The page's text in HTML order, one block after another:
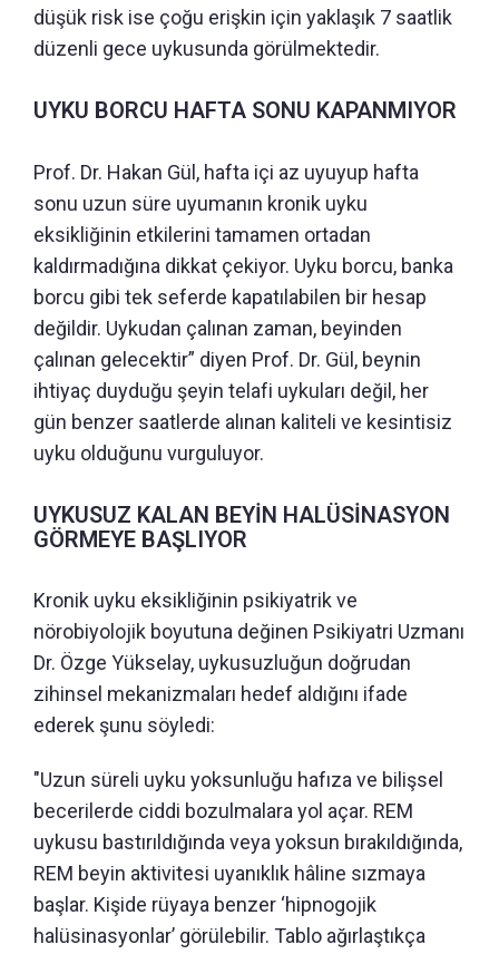
düşük risk ise çoğu erişkin için yaklaşık 7 saatlik
düzenli gece uykusunda görülmektedir.
UYKU BORCU HAFTA SONU KAPANMIYOR
Prof. Dr. Hakan Gül, hafta içi az uyuyup hafta
sonu uzun süre uyumanın kronik uyku
eksikliğinin etkilerini tamamen ortadan
kaldırmadığına dikkat çekiyor. Uyku borcu, banka
borcu gibi tek seferde kapatılabilen bir hesap
değildir. Uykudan çalınan zaman, beyinden
çalınan gelecektir” diyen Prof. Dr. Gül, beynin
ihtiyaç duyduğu şeyin telafi uykuları değil, her
gün benzer saatlerde alınan kaliteli ve kesintisiz
uyku olduğunu vurguluyor.
UYKUSUZ KALAN BEYİN HALÜSİNASYON
GÖRMEYE BAŞLIYOR
Kronik uyku eksikliğinin psikiyatrik ve
nörobiyolojik boyutuna değinen Psikiyatri Uzmanı
Dr. Özge Yükselay, uykusuzluğun doğrudan
zihinsel mekanizmaları hedef aldığını ifade
ederek şunu söyledi:
"Uzun süreli uyku yoksunluğu hafıza ve bilişsel
becerilerde ciddi bozulmalara yol açar. REM
uykusu bastırıldığında veya yoksun bırakıldığında,
REM beyin aktivitesi uyanıklık hâline sızmaya
başlar. Kişide rüyaya benzer ‘hipnogojik
halüsinasyonlar’ görülebilir. Tablo ağırlaştıkça